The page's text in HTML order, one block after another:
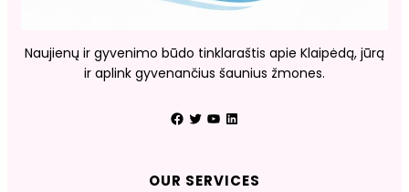
Naujienų ir gyvenimo būdo tinklaraštis apie Klaipėdą, jūrą
ir aplink gyvenančius šaunius žmones.
Facebook Twitter YouTube LinkedIn
OUR SERVICES